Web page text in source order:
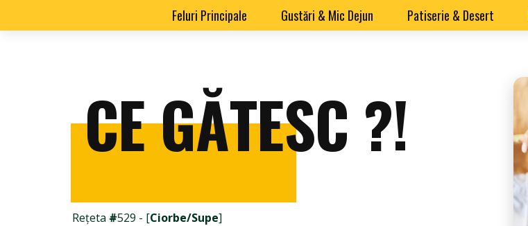
Feluri Principale Gustări & Mic Dejun Patiserie & Desert
CE GĂTESC ?!
Rețeta #529 - [Ciorbe/Supe]